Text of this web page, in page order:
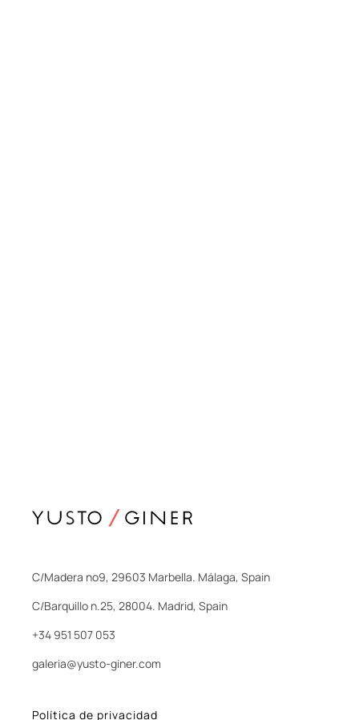
C/Madera nº9, 29603 Marbella. Málaga, Spain
C/Barquillo n.25, 28004. Madrid, Spain
+34 951 507 053
galeria@yusto-giner.com
Política de privacidad